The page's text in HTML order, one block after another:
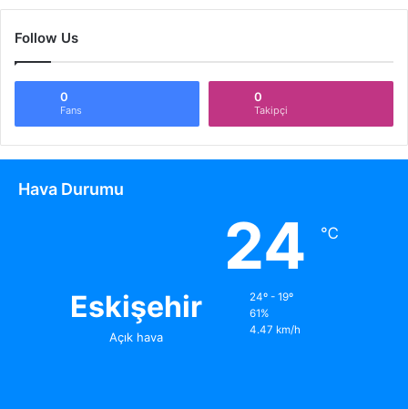
Follow Us
0
Fans
0
Takipçi
Hava Durumu
Eskişehir
Açık hava
24 ℃
24º - 19º
61%
4.47 km/h